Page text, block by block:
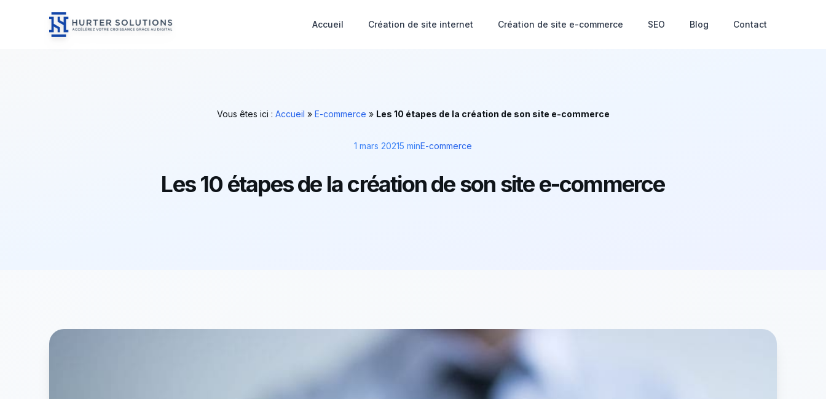
Accueil Création de site internet Création de site e-commerce SEO Blog Contact
Vous êtes ici : Accueil » E-commerce » Les 10 étapes de la création de son site e-commerce
1 mars 20215 minE-commerce
Les 10 étapes de la création de son site e-commerce